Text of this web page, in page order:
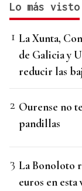
Lo más visto
La Xunta,
de Galicia y
reducir las
Ourense no
pandillas
La Bonoloto
euros en